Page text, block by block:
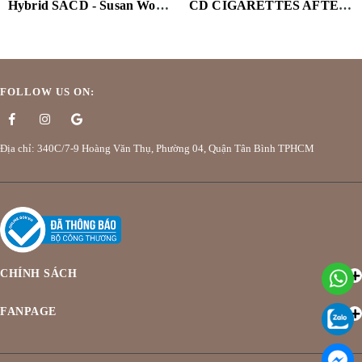
Hybrid SACD - Susan Wong - Close To Me CD CIGARETTES AFTER SEX - CRY
FOLLOW US ON:
Địa chỉ: 340C/7-9 Hoàng Văn Thụ, Phường 04, Quận Tân Bình TPHCM
CHÍNH SÁCH
FANPAGE